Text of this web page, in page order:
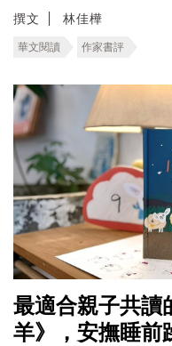
撰文 林佳樺
華文閱讀 作家書評
最適合親子共讀
羊》，安撫睡前